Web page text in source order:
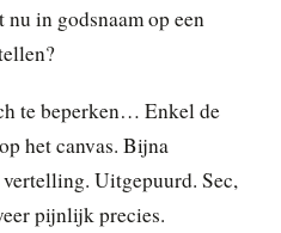
in godsnaam op een
te beperken… Enkel de
het canvas. Bijna
Uitgepuurd. Sec,
pijnlijk precies.